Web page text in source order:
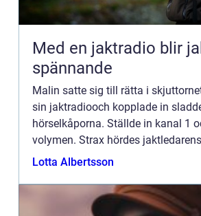
Med en jaktradio blir
spännande
Malin satte sig till rätta i
sin jaktradiooch kopplade in
hörselkåporna. Ställde in kanal 1
volymen. Strax hördes
någon inte är på plats så säg till
Lotta Albertsson